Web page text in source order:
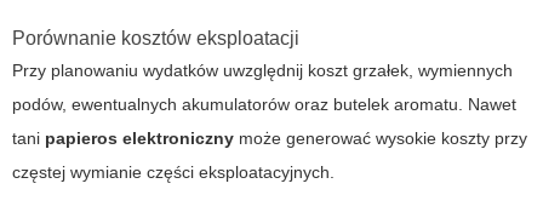
Porównanie kosztów eksploatacji
Przy planowaniu wydatków uwzględnij koszt grzałek, wymiennych
podów, ewentualnych akumulatorów oraz butelek aromatu. Nawet
tani papieros elektroniczny może generować wysokie koszty przy
częstej wymianie części eksploatacyjnych.